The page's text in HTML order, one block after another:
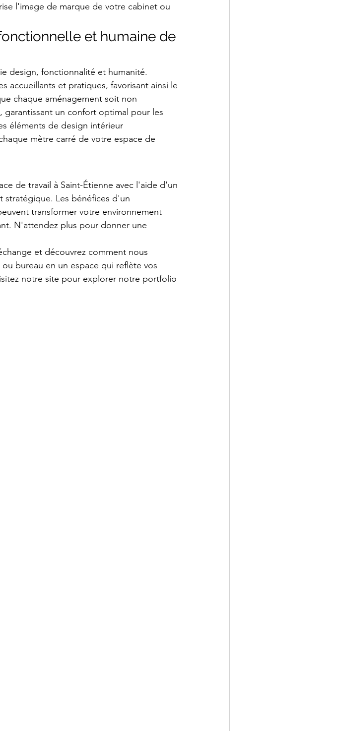
l'image de marque de votre cabinet ou
et humaine de
design, fonctionnalité et humanité.
accueillants et pratiques, favorisant ainsi le
chaque aménagement soit non
un confort optimal pour les
éléments de design intérieur
mètre carré de votre espace de
de travail à Saint-Étienne avec l'aide d'un
stratégique. Les bénéfices d'un
transformer votre environnement
N'attendez plus pour donner une
et découvrez comment nous
bureau en un espace qui reflète vos
notre site pour explorer notre portfolio